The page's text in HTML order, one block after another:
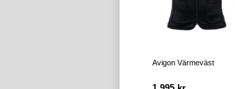
Avigon Värmeväst